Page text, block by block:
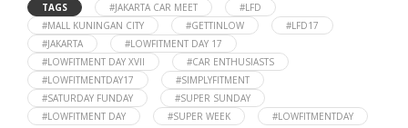
TAGS #JAKARTA CAR MEET
#LFD
#MALL KUNINGAN CITY
#GETTINLOW
#LFD17
#JAKARTA
#LOWFITMENT DAY 17
#LOWFITMENT DAY XVII
#CAR ENTHUSIASTS
#LOWFITMENTDAY17
#SIMPLYFITMENT
#SATURDAY FUNDAY
#SUPER SUNDAY
#LOWFITMENT DAY
#SUPER WEEK #LOWFITMENTDAY